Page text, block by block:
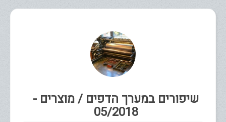
שיפורים במערך הדפים / מוצרים -
05/2018